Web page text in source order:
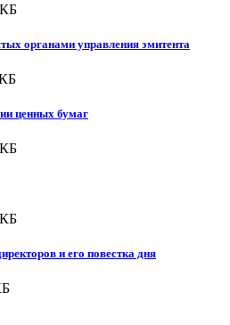
органами управления эмитента
ценных бумаг
и его повестка дня